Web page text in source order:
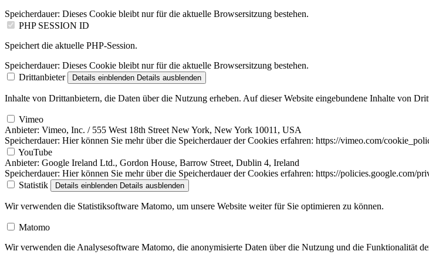
Speicherdauer: Dieses Cookie bleibt nur für die aktuelle Browsersitzung bestehen.
PHP SESSION ID
Speichert die aktuelle PHP-Session.
Speicherdauer: Dieses Cookie bleibt nur für die aktuelle Browsersitzung bestehen.
Drittanbieter
Details einblenden Details ausblenden
Inhalte von Drittanbietern, die Daten über die Nutzung erheben. Auf dieser Website eingebundene Inhalte von
Vimeo
Anbieter: Vimeo, Inc. / 555 West 18th Street New York, New York 10011, USA
Speicherdauer: Hier können Sie mehr über die Speicherdauer der Cookies erfahren: https://vimeo.com/
YouTube
Anbieter: Google Ireland Ltd., Gordon House, Barrow Street, Dublin 4, Ireland
Speicherdauer: Hier können Sie mehr über die Speicherdauer der Cookies erfahren: https://policies.google.com/
Statistik
Details einblenden Details ausblenden
Wir verwenden die Statistiksoftware Matomo, um unsere Website weiter für Sie optimieren zu können.
Matomo
Wir verwenden die Analysesoftware Matomo, die anonymisierte Daten über die Nutzung und die Funktionalität